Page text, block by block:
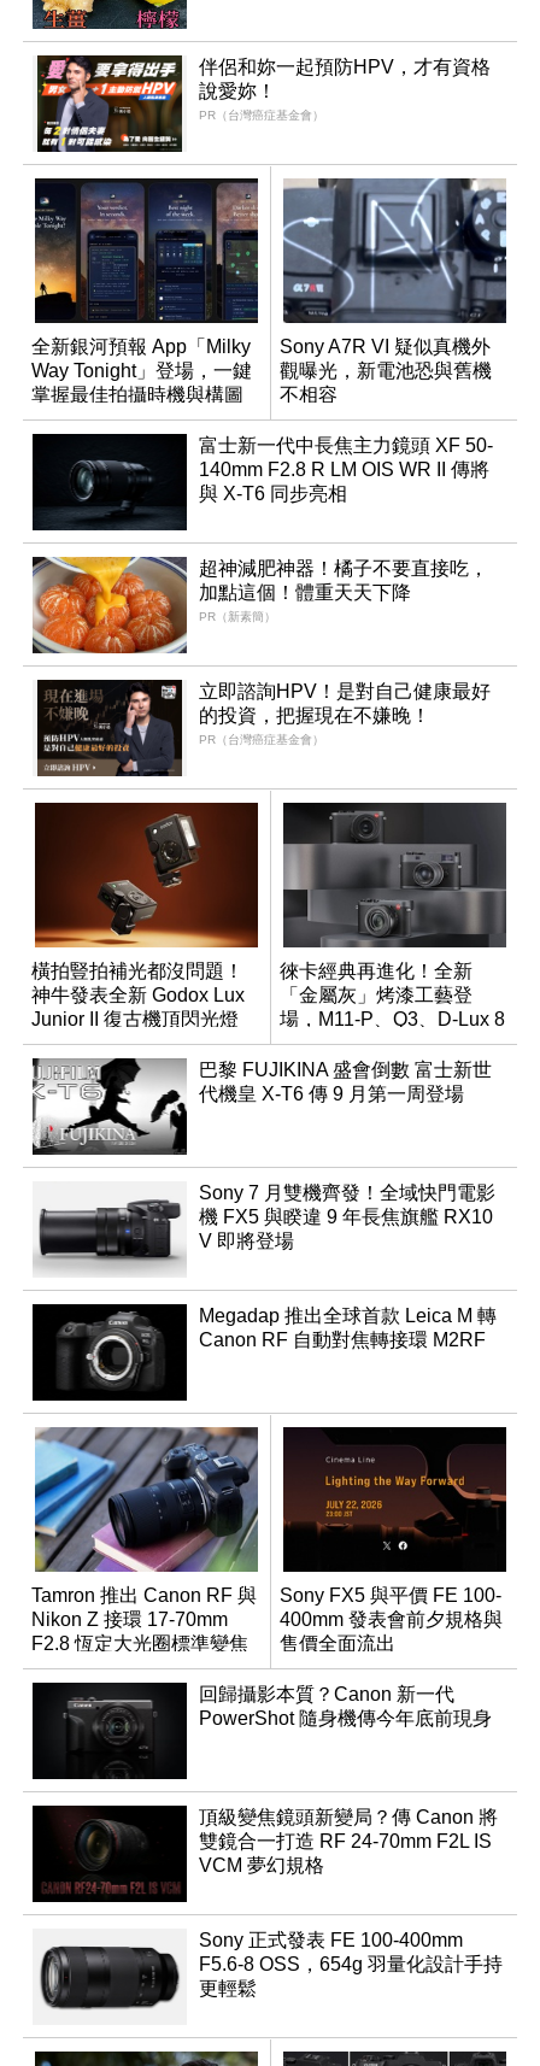
伴侶和妳一起預防HPV，才有資格
說愛妳！
PR（台灣癌症基金會）
全新銀河預報 App「Milky
Way Tonight」登場，一鍵
掌握最佳拍攝時機與構圖
Sony A7R VI 疑似真機外
觀曝光，新電池恐與舊機
不相容
富士新一代中長焦主力鏡頭 XF 50-
140mm F2.8 R LM OIS WR II 傳將
與 X-T6 同步亮相
超神減肥神器！橘子不要直接吃，
加點這個！體重天天下降
PR（新素簡）
立即諮詢HPV！是對自己健康最好
的投資，把握現在不嫌晚！
PR（台灣癌症基金會）
橫拍豎拍補光都沒問題！
神牛發表全新 Godox Lux
Junior II 復古機頂閃光燈
徠卡經典再進化！全新
「金屬灰」烤漆工藝登
場，M11-P、Q3、D-Lux 8
領銜換裝
巴黎 FUJIKINA 盛會倒數 富士新世
代機皇 X-T6 傳 9 月第一周登場
Sony 7 月雙機齊發！全域快門電影
機 FX5 與睽違 9 年長焦旗艦 RX10
V 即將登場
Megadap 推出全球首款 Leica M 轉
Canon RF 自動對焦轉接環 M2RF
Tamron 推出 Canon RF 與
Nikon Z 接環 17-70mm
F2.8 恆定大光圈標準變焦
鏡
Sony FX5 與平價 FE 100-
400mm 發表會前夕規格與
售價全面流出
回歸攝影本質？Canon 新一代
PowerShot 隨身機傳今年底前現身
頂級變焦鏡頭新變局？傳 Canon 將
雙鏡合一打造 RF 24-70mm F2L IS
VCM 夢幻規格
Sony 正式發表 FE 100-400mm
F5.6-8 OSS，654g 羽量化設計手持
更輕鬆